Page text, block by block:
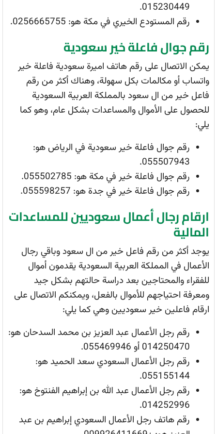
015230449.
رقم المستودع الخيري في مكة هو: 0256665755.
رقم جوال فاعلة خير سعودية
يمكن الاتصال على رقم هاتف اميرة سعودية فاعلة خير
واتساب أو مكالمات بكل سهولة، وهناك أكثر من رقم
فاعل خير من ال سعود بالمملكة العربية السعودية
للحصول على الأموال والمساعدات بشكل عام، وهو كما
يلي:
رقم جوال فاعلة خير سعودية في الرياض هو:
055507943.
رقم جوال فاعلة خير في مكة هو: 055502785.
رقم جوال فاعلة خير في جدة هو: 055598257.
ارقام رجال أعمال سعوديين للمساعدات
المالية
يوجد أكثر من رقم فاعل خير من ال سعود وباقي رجال
الأعمال في المملكة العربية السعودية يقدمون أموال
للفقراء والمحتاجين بعد دراسة حالتهم بشكل جيد
ومعرفة احتياجهم للأموال بالفعل، ويمكنكم الاتصال على
ارقام فاعلين خير سعوديين وهي كما يلي:
رقم رجل الأعمال عبد العزيز بن محمد السدحان هو:
014250470 أو 055469946.
رقم رجل الأعمال السعودي سعد الحميد هو:
055155144.
رقم رجل الأعمال عبد الله بن إبراهيم الفنتوخ هو:
014252996.
رقم هاتف رجل الأعمال السعودي إبراهيم بن عبد